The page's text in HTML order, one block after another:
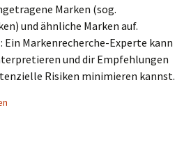
Marken (sog.
und ähnliche Marken auf.
: Ein Markenrecherche-Experte kann
und dir Empfehlungen
Risiken minimieren kannst.